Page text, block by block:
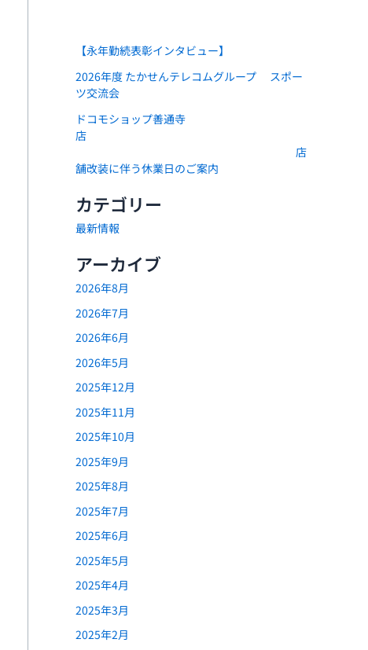
【永年勤続表彰インタビュー】
2026年度 たかせんテレコムグループ スポー
ツ交流会
ドコモショップ善通寺
店
店
舗改装に伴う休業日のご案内
カテゴリー
最新情報
アーカイブ
2026年8月
2026年7月
2026年6月
2026年5月
2025年12月
2025年11月
2025年10月
2025年9月
2025年8月
2025年7月
2025年6月
2025年5月
2025年4月
2025年3月
2025年2月